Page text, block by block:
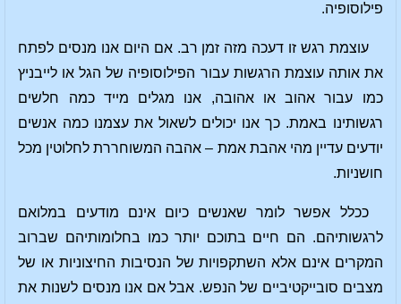
פילוסופיה.
עוצמת רגש זו דעכה מזה זמן רב. אם היום אנו מנסים לפתח
את אותה עוצמת הרגשות עבור הפילוסופיה של הגל או לייבניץ
כמו עבור אהוב או אהובה, אנו מגלים מייד כמה חלשים
רגשותינו באמת. כך אנו יכולים לשאול את עצמנו כמה אנשים
יודעים עדיין מהי אהבת אמת – אהבה המשוחררת לחלוטין מכל
חושניות.
ככלל אפשר לומר שאנשים כיום אינם מודעים במלואם
לרגשותיהם. הם חיים בתוכם יותר כמו בחלומותיהם שברוב
המקרים אינם אלא השתקפויות של הנסיבות החיצוניות או של
מצבים סובייקטיביים של הנפש. אבל אם אנו מנסים לשנות את